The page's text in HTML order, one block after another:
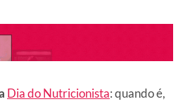
Dia do Nutricionista: quando é,